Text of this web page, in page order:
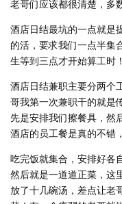
老哥们应该都很清楚，多
酒店日结最坑的一点就是
的活，要求我们一点半集
生等到三点才开始算工时！
酒店日结兼职主要分两个
哥我第一次兼职干的就是
先是安排我们擦餐具，然
酒店的员工餐是真的不错
吃完饭就集合，安排好各
然后就是一道道正菜，这
放了十几碗汤，差点让老